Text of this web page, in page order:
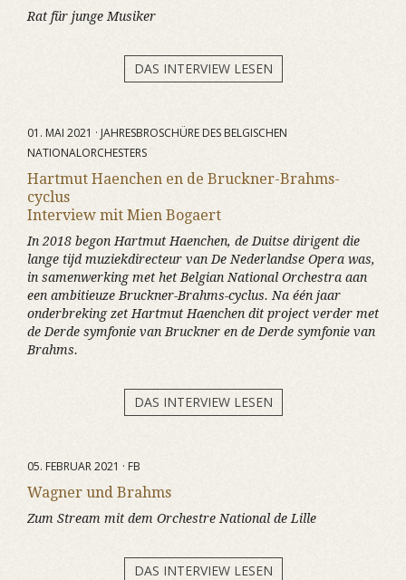
Rat für junge Musiker
DAS INTERVIEW LESEN
01. MAI 2021 · JAHRESBROSCHÜRE DES BELGISCHEN
NATIONALORCHESTERS
Hartmut Haenchen en de Bruckner-Brahms-
cyclus
Interview mit Mien Bogaert
In 2018 begon Hartmut Haenchen, de Duitse dirigent die
lange tijd muziekdirecteur van De Nederlandse Opera was,
in samenwerking met het Belgian National Orchestra aan
een ambitieuze Bruckner-Brahms-cyclus. Na één jaar
onderbreking zet Hartmut Haenchen dit project verder met
de Derde symfonie van Bruckner en de Derde symfonie van
Brahms.
DAS INTERVIEW LESEN
05. FEBRUAR 2021 · FB
Wagner und Brahms
Zum Stream mit dem Orchestre National de Lille
DAS INTERVIEW LESEN